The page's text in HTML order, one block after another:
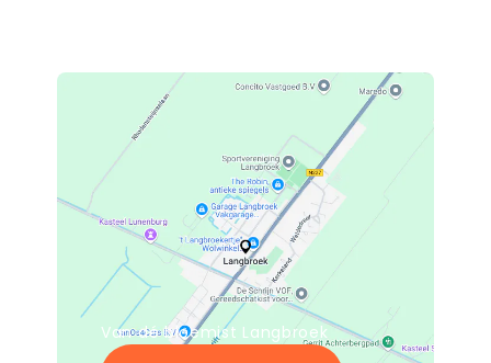
Van dé bloemist Langbroek